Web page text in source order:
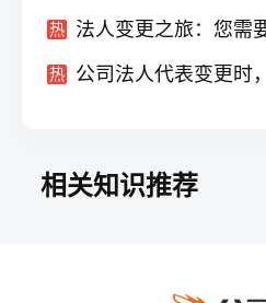
热
热
相关知识推荐